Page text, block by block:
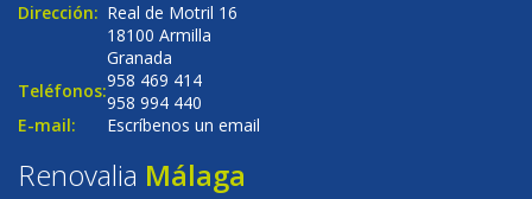
Dirección: Real de Motril 16
18100 Armilla
Granada
Teléfonos:958 469 414
958 994 440
E-mail:
Escríbenos un email
Renovalia Málaga